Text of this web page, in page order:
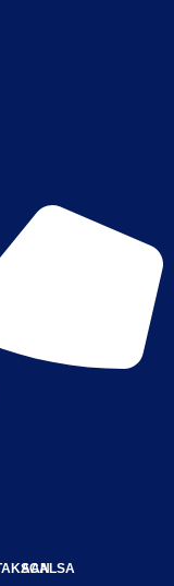
SCALSA